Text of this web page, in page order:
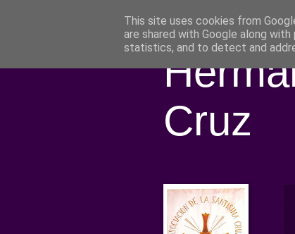
Cruz
This site uses cookies from
are shared with Google along
statistics, and to detect and